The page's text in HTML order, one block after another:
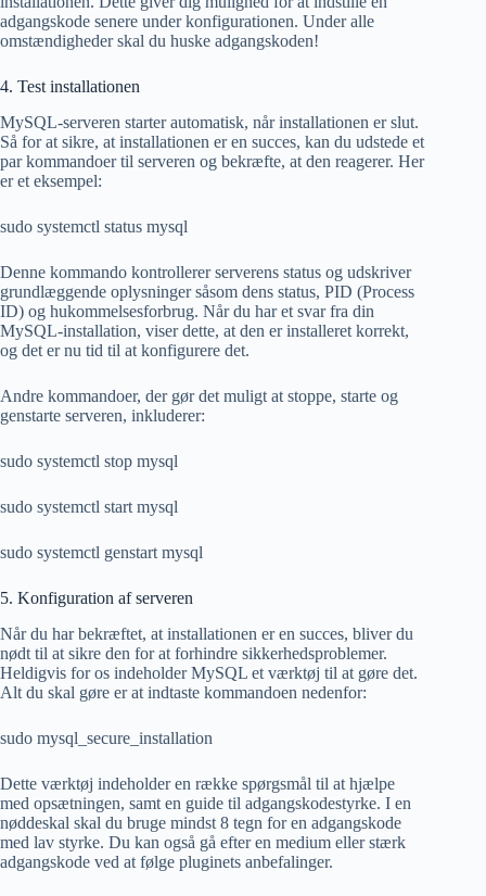
adgangskode senere under konfigurationen. Under alle
omstændigheder skal du huske adgangskoden!
4. Test installationen
MySQL-serveren starter automatisk, når installationen er slut.
Så for at sikre, at installationen er en succes, kan du udstede et
par kommandoer til serveren og bekræfte, at den reagerer. Her
er et eksempel:
sudo systemctl status mysql
Denne kommando kontrollerer serverens status og udskriver
grundlæggende oplysninger såsom dens status, PID (Process
ID) og hukommelsesforbrug. Når du har et svar fra din
MySQL-installation, viser dette, at den er installeret korrekt,
og det er nu tid til at konfigurere det.
Andre kommandoer, der gør det muligt at stoppe, starte og
genstarte serveren, inkluderer:
sudo systemctl stop mysql
sudo systemctl start mysql
sudo systemctl genstart mysql
5. Konfiguration af serveren
Når du har bekræftet, at installationen er en succes, bliver du
nødt til at sikre den for at forhindre sikkerhedsproblemer.
Heldigvis for os indeholder MySQL et værktøj til at gøre det.
Alt du skal gøre er at indtaste kommandoen nedenfor:
sudo mysql_secure_installation
Dette værktøj indeholder en række spørgsmål til at hjælpe
med opsætningen, samt en guide til adgangskodestyrke. I en
nøddeskal skal du bruge mindst 8 tegn for en adgangskode
med lav styrke. Du kan også gå efter en medium eller stærk
adgangskode ved at følge pluginets anbefalinger.